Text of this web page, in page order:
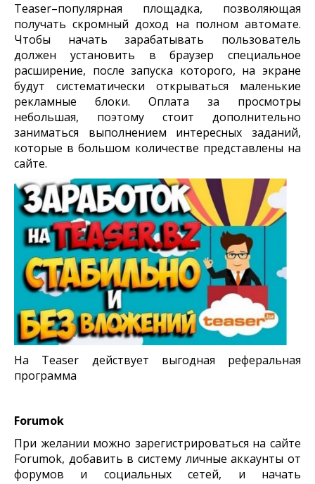
Teaser–популярная площадка, позволяющая
получать скромный доход на полном автомате.
Чтобы начать зарабатывать пользователь
должен установить в браузер специальное
расширение, после запуска которого, на экране
будут систематически открываться маленькие
рекламные блоки. Оплата за просмотры
небольшая, поэтому стоит дополнительно
заниматься выполнением интересных заданий,
которые в большом количестве представлены на
сайте.
На Teaser действует выгодная реферальная
программа
Forumok
При желании можно зарегистрироваться на сайте
Forumok, добавить в систему личные аккаунты от
форумов и социальных сетей, и начать